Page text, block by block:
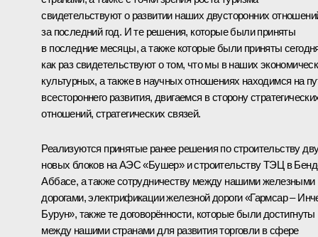
свидетельствуют о развитии наших двусторонних
за последний год. И те решения, которые были приняты
в последние месяцы, а также которые были приняты
как раз свидетельствуют о том, что мы в наших
культурных, а также в научных отношениях находимся на
всестороннего развития, двигаемся в сторону
отношений, стратегических связей.
Реализуются принятые ранее решения по строительству
новых блоков на АЭС «Бушер» и строительству ТЭЦ в
Аббасе, а также сотрудничеству между нашими железными
дорогами, электрификации железной дороги «Гармсар –
Бурун», также те договорённости, которые были достигнуты
между нашими странами для развития торговли в сфере